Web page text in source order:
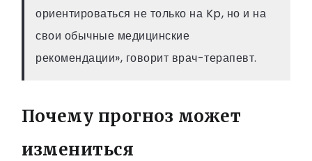
ориентироваться не только на Kp, но и на
свои обычные медицинские
рекомендации», говорит врач-терапевт.
Почему прогноз может
измениться